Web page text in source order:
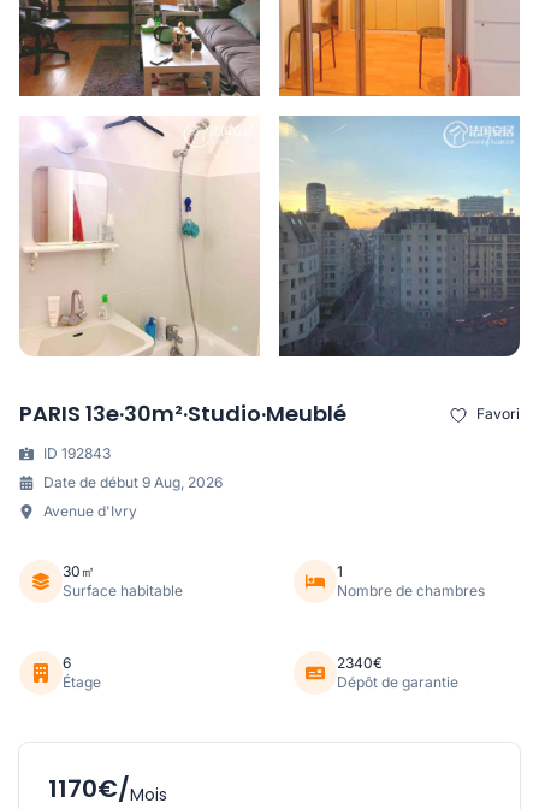
PARIS 13e·30m²·Studio·Meublé Favori
ID 192843
Date de début 9 Aug, 2026
Avenue d'Ivry
30㎡
Surface habitable
1
Nombre de chambres
6
Étage
2340€
Dépôt de garantie
1170€/Mois